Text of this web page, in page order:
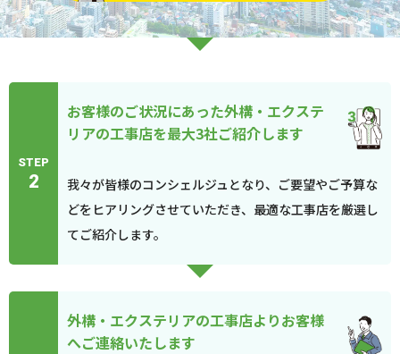
STEP
2
お客様のご状況にあった外構・エクステ
リアの工事店を最大3社ご紹介します
我々が皆様のコンシェルジュとなり、ご要望やご予算な
どをヒアリングさせていただき、最適な工事店を厳選し
てご紹介します。
外構・エクステリアの工事店よりお客様
へご連絡いたします